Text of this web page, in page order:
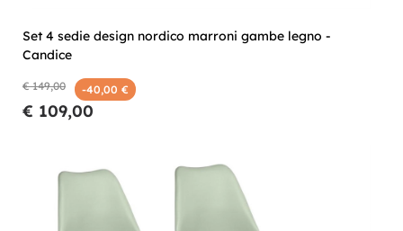
Set 4 sedie design nordico marroni gambe legno -
Candice
€ 149,00 -40,00 €
€ 109,00